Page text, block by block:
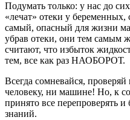
Подумать только: у нас до
«лечат» отеки у беременных,
самый, опасный для жизни
убрав отеки, они тем самым
считают, что избыток
тем, все как раз НАОБОРОТ.
Всегда сомневайся,
человеку, ни машине! Но, к
принято все перепроверять
знаний.